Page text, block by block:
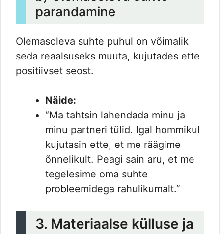
parandamine
Olemasoleva suhte puhul on võimalik
seda reaalsuseks muuta, kujutades ette
positiivset seost.
Näide:
“Ma tahtsin lahendada minu ja
minu partneri tülid. Igal hommikul
kujutasin ette, et me räägime
õnnelikult. Peagi sain aru, et me
tegelesime oma suhte
probleemidega rahulikumalt.”
3. Materiaalse külluse ja